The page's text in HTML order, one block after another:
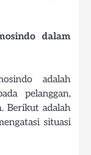
dalam
adalah
pelanggan,
Berikut adalah
situasi